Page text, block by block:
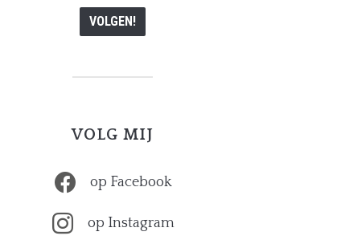
VOLG MIJ
op Facebook
op Instagram